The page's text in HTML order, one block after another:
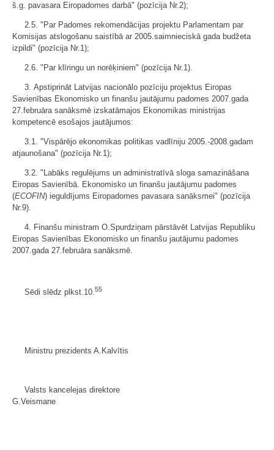
š.g. pavasara Eiropadomes darbā" (pozīcija Nr.2);
2.5. "Par Padomes rekomendācijas projektu Parlamentam par
Komisijas atslogošanu saistībā ar 2005.saimnieciskā gada budžeta
izpildi" (pozīcija Nr.1);
2.6. "Par klīringu un norēķiniem" (pozīcija Nr.1).
3. Apstiprināt Latvijas nacionālo pozīciju projektus Eiropas
Savienības Ekonomisko un finanšu jautājumu padomes 2007.gada
27.februāra sanāksmē izskatāmajos Ekonomikas ministrijas
kompetencē esošajos jautājumos:
3.1. "Vispārējo ekonomikas politikas vadlīniju 2005.-2008.gadam
atjaunošana" (pozīcija Nr.1);
3.2. "Labāks regulējums un administratīvā sloga samazināšana
Eiropas Savienībā. Ekonomisko un finanšu jautājumu padomes
(ECOFIN) ieguldījums Eiropadomes pavasara sanāksmei" (pozīcija
Nr.9).
4. Finanšu ministram O.Spurdziņam pārstāvēt Latvijas Republiku
Eiropas Savienības Ekonomisko un finanšu jautājumu padomes
2007.gada 27.februāra sanāksmē.
Sēdi slēdz plkst.10.55
Ministru prezidents A.Kalvītis
Valsts kancelejas direktore
G.Veismane